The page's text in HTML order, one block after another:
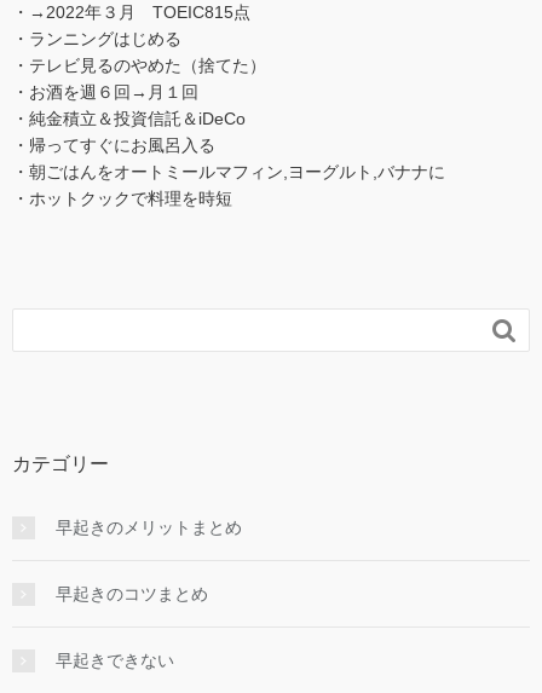
・→2022年３月 TOEIC815点
・ランニングはじめる
・テレビ見るのやめた（捨てた）
・お酒を週６回→月１回
・純金積立＆投資信託＆iDeCo
・帰ってすぐにお風呂入る
・朝ごはんをオートミールマフィン,ヨーグルト,バナナに
・ホットクックで料理を時短

カテゴリー
早起きのメリットまとめ
早起きのコツまとめ
早起きできない